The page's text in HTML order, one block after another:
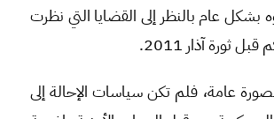
بشكل عام بالنظر إلى القضايا التي نظرت
ثورة آذار 2011.
عامة، فلم تكن سياسات الإحالة إلى